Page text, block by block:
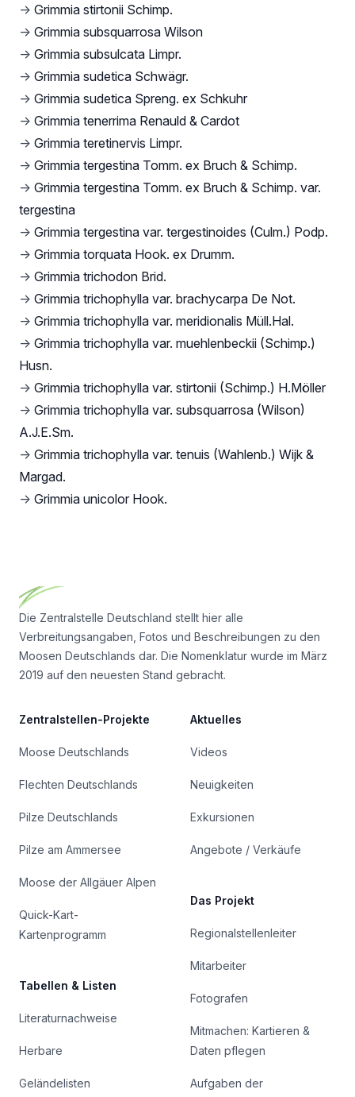
→ Grimmia stirtonii Schimp.
→ Grimmia subsquarrosa Wilson
→ Grimmia subsulcata Limpr.
→ Grimmia sudetica Schwägr.
→ Grimmia sudetica Spreng. ex Schkuhr
→ Grimmia tenerrima Renauld & Cardot
→ Grimmia teretinervis Limpr.
→ Grimmia tergestina Tomm. ex Bruch & Schimp.
→ Grimmia tergestina Tomm. ex Bruch & Schimp. var.
tergestina
→ Grimmia tergestina var. tergestinoides (Culm.) Podp.
→ Grimmia torquata Hook. ex Drumm.
→ Grimmia trichodon Brid.
→ Grimmia trichophylla var. brachycarpa De Not.
→ Grimmia trichophylla var. meridionalis Müll.Hal.
→ Grimmia trichophylla var. muehlenbeckii (Schimp.)
Husn.
→ Grimmia trichophylla var. stirtonii (Schimp.) H.Möller
→ Grimmia trichophylla var. subsquarrosa (Wilson)
A.J.E.Sm.
→ Grimmia trichophylla var. tenuis (Wahlenb.) Wijk &
Margad.
→ Grimmia unicolor Hook.
Die Zentralstelle Deutschland stellt hier alle
Verbreitungsangaben, Fotos und Beschreibungen zu den
Moosen Deutschlands dar. Die Nomenklatur wurde im März
2019 auf den neuesten Stand gebracht.
Zentralstellen-Projekte
Moose Deutschlands
Flechten Deutschlands
Pilze Deutschlands
Pilze am Ammersee
Moose der Allgäuer Alpen
Quick-Kart-
Kartenprogramm
Tabellen & Listen
Literaturnachweise
Herbare
Geländelisten
Aktuelles
Videos
Neuigkeiten
Exkursionen
Angebote / Verkäufe
Das Projekt
Regionalstellenleiter
Mitarbeiter
Fotografen
Mitmachen: Kartieren &
Daten pflegen
Aufgaben der